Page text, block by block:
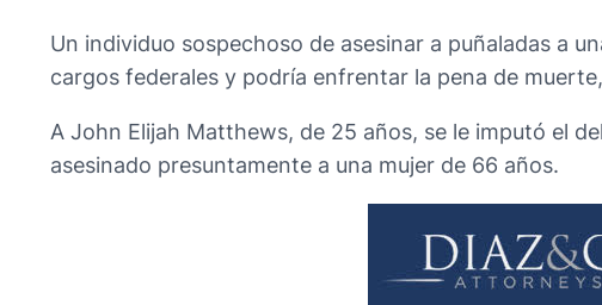
Un individuo sospechoso de asesinar a puñaladas a
cargos federales y podría enfrentar la pena de
A John Elijah Matthews, de 25 años, se le imputó el
asesinado presuntamente a una mujer de 66 años.